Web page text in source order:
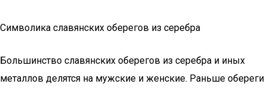
Символика славянских оберегов из серебра
Большинство славянских оберегов из серебра и иных
металлов делятся на мужские и женские. Раньше обереги